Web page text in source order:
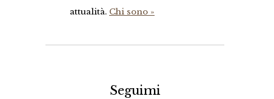
attualità. Chi sono »
Seguimi